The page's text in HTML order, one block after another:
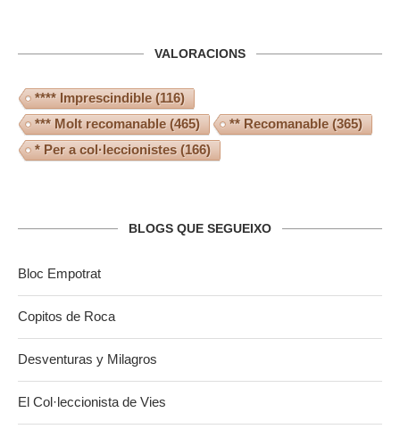
VALORACIONS
**** Imprescindible(116)
*** Molt recomanable(465) ** Recomanable(365)
* Per a col·leccionistes (166)
BLOGS QUE SEGUEIXO
Bloc Empotrat
Copitos de Roca
Desventuras y Milagros
El Col·leccionista de Vies